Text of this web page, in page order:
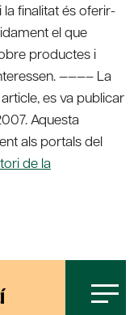
finalitat és oferir-
el que
productes i
———– La
es va publicar
Aquesta
als portals del
de la